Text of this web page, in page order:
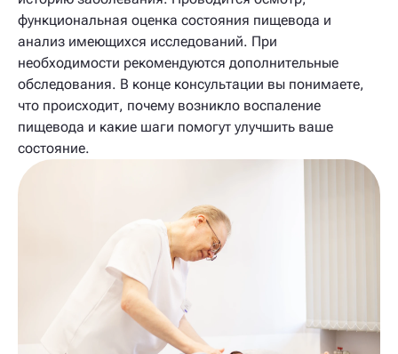
функциональная оценка состояния пищевода и
анализ имеющихся исследований. При
необходимости рекомендуются дополнительные
обследования. В конце консультации вы понимаете,
что происходит, почему возникло воспаление
пищевода и какие шаги помогут улучшить ваше
состояние.